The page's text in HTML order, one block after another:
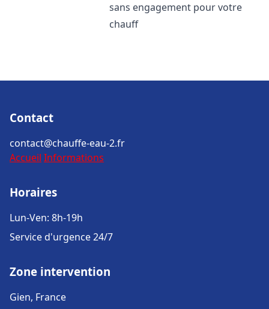
sans engagement pour votre
chauff
Contact
contact@chauffe-eau-2.fr
Accueil Informations
Horaires
Lun-Ven: 8h-19h
Service d'urgence 24/7
Zone intervention
Gien, France